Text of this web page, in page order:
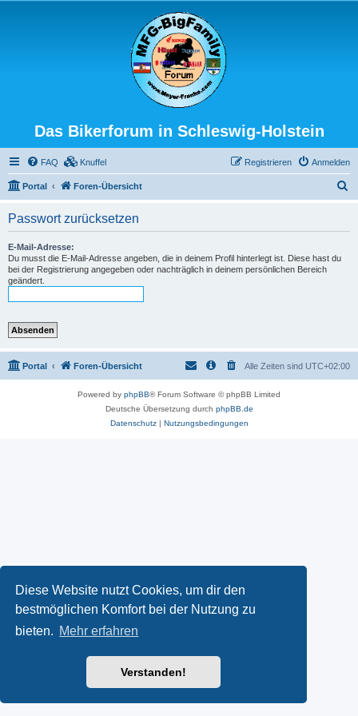
Diese Website nutzt Cookies, um dir den
bestmöglichen Komfort bei der Nutzung zu
bieten. Mehr erfahren
Verstanden!
Das Bikerforum in Schleswig-Holstein
FAQ Knuffel Anmelden
Registrieren
Portal Foren-Übersicht
Passwort zurücksetzen
E-Mail-Adresse:
Du musst die E-Mail-Adresse angeben, die in deinem Profil hinterlegt ist. Diese hast du
bei der Registrierung angegeben oder nachträglich in deinem persönlichen Bereich
geändert.
Portal Foren-Übersicht Alle Zeiten sind UTC+02:00
Powered by phpBB® Forum Software © phpBB Limited
Deutsche Übersetzung durch phpBB.de
Datenschutz| Nutzungsbedingungen